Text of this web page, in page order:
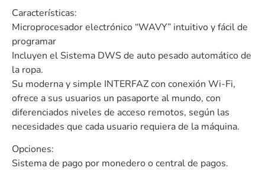
Características:
Microprocesador electrónico “WAVY” intuitivo y fácil de
programar
Incluyen el Sistema DWS de auto pesado automático de
la ropa.
Su moderna y simple INTERFAZ con conexión Wi-Fi,
ofrece a sus usuarios un pasaporte al mundo, con
diferenciados niveles de acceso remotos, según las
necesidades que cada usuario requiera de la máquina.
Opciones:
Sistema de pago por monedero o central de pagos.